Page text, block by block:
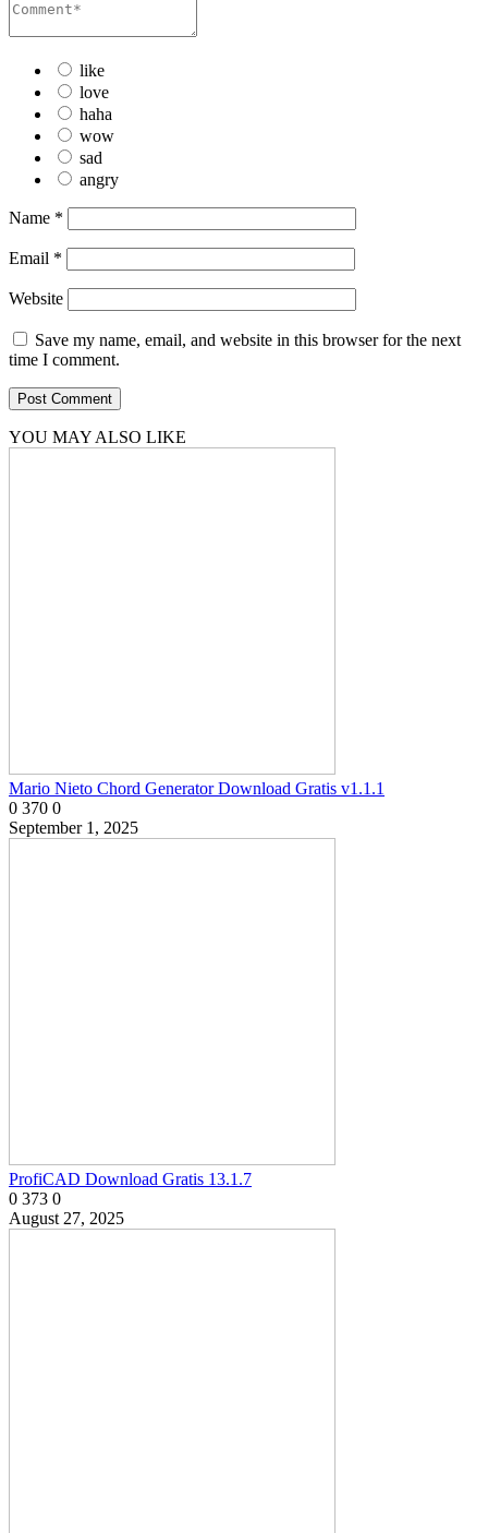
like
love
haha
wow
sad
angry
Name *
Email *
Website
Save my name, email, and website in this browser for the next
time I comment.
YOU MAY ALSO LIKE
Mario Nieto Chord Generator Download Gratis v1.1.1
0 370 0
September 1, 2025
ProfiCAD Download Gratis 13.1.7
0 373 0
August 27, 2025